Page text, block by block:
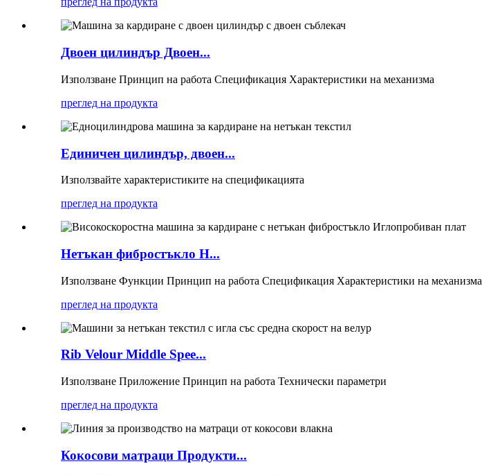
Двоен цилиндър Двоен...
Използване Принцип на работа Спецификация Характеристики на механизма
преглед на продукта
Единичен цилиндър, двоен...
Използвайте характеристиките на спецификацията
преглед на продукта
Нетъкан фибростъкло H...
Използване Функции Принцип на работа Спецификация Характеристики на механизма
преглед на продукта
Rib Velour Middle Spee...
Използване Приложение Принцип на работа Технически параметри
преглед на продукта
Кокосови матраци Продукти...